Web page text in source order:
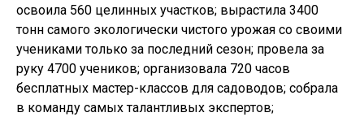
освоила 560 целинных участков; вырастила 3400
тонн самого экологически чистого урожая со своими
учениками только за последний сезон; провела за
руку 4700 учеников; организовала 720 часов
бесплатных мастер-классов для садоводов; собрала
в команду самых талантливых экспертов;